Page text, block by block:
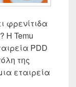
φρενίτιδα
Η Temu
PDD
της
εταιρεία
? είναι απάτη? |